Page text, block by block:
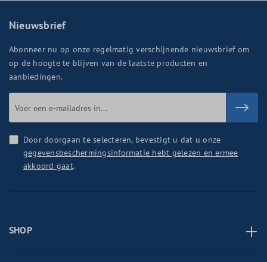
Nieuwsbrief
Abonneer nu op onze regelmatig verschijnende nieuwsbrief om
op de hoogte te blijven van de laatste producten en
aanbiedingen.
Door doorgaan te selecteren, bevestigt u dat u onze
gegevensbeschermingsinformatie hebt gelezen en ermee
akkoord gaat.
SHOP